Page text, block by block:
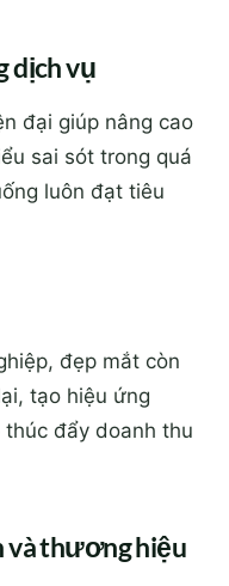
dịch vụ
đại giúp nâng cao
sai sót trong quá
luôn đạt tiêu
đẹp mắt còn
tạo hiệu ứng
đẩy doanh thu
và thương hiệu